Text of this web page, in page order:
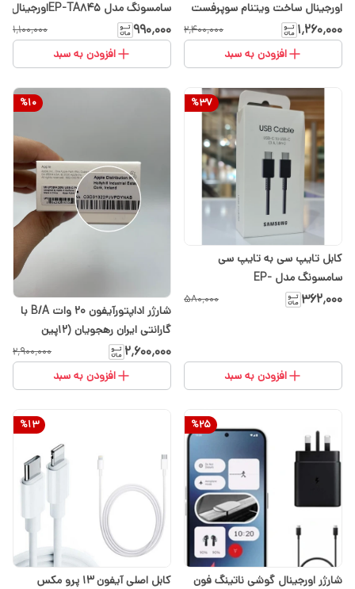
اورجینال ساخت ویتنام سوپرفست
شارژر 0.2
۱٬۲۶۰٬۰۰۰ ۲٬۴۰۰٬۰۰۰
افزودن به سبد
سامسونگ مدل EP-TA845اورجینال
۹۹۰٬۰۰۰ ۱٬۱۰۰٬۰۰۰
افزودن به سبد
%37
کابل تایپ سی به تایپ سی
سامسونگ مدل EP-
DX310JBEGEU طول 1 متر ‏(اصلی)
۳۶۲٬۰۰۰ ۵۸۰٬۰۰۰
افزودن به سبد
%10
شارژر اداپتورآیفون 20 وات B/A با
گارانتی ایران رهجویان (۱۲پین
اصلی) اپل استوری اصلی
۲٬۶۰۰٬۰۰۰ ۲٬۹۰۰٬۰۰۰
افزودن به سبد
%25
شارژر اورجینال گوشی ناتینگ فون
%13
کابل اصلی آیفون 13 پرو مکس